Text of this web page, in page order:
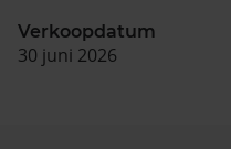
Verkoopdatum
30 juni 2026